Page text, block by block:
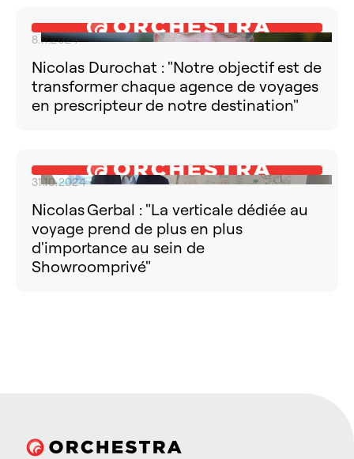
8.11.2024
Nicolas Durochat : "Notre objectif est de
transformer chaque agence de voyages
en prescripteur de notre destination"
31.10.2024
Nicolas Gerbal : "La verticale dédiée au
voyage prend de plus en plus
d'importance au sein de
Showroomprivé"